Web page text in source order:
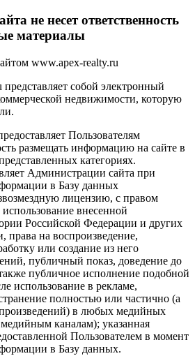
не несет ответственность
материалы
www.apex-realty.ru
собой электронный
недвижимости, которую
Пользователям
размещать информацию на сайте в
категориях.
Администрации сайта при
в Базу данных
лицензию, с правом
внесенной
Российской Федерации и других
права на воспроизведение,
или создание из него
публичный показ, доведение до
публичное исполнение подобной
использование в рекламе,
полностью или частично (а
в любых медийных
каналам); указанная
Пользователем в момент
в Базу данных.